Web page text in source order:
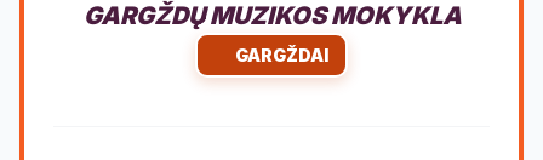
GARGŽDŲ MUZIKOS MOKYKLA
GARGŽDAI